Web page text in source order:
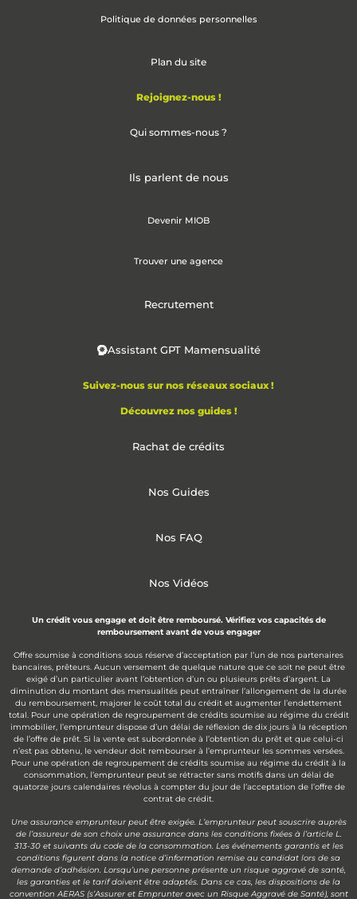
Politique de données personnelles
Plan du site
Rejoignez-nous !
Qui sommes-nous ?
Ils parlent de nous
Devenir MIOB
Trouver une agence
Recrutement
Assistant GPT Mamensualité
Suivez-nous sur nos réseaux sociaux !
Découvrez nos guides !
Rachat de crédits
Nos Guides
Nos FAQ
Nos Vidéos
Un crédit vous engage et doit être remboursé. Vérifiez vos capacités de
remboursement avant de vous engager
Offre soumise à conditions sous réserve d’acceptation par l’un de nos partenaires
bancaires, prêteurs. Aucun versement de quelque nature que ce soit ne peut être
exigé d’un particulier avant l’obtention d’un ou plusieurs prêts d’argent. La
diminution du montant des mensualités peut entraîner l’allongement de la durée
du remboursement, majorer le coût total du crédit et augmenter l’endettement
total. Pour une opération de regroupement de crédits soumise au régime du crédit
immobilier, l’emprunteur dispose d’un délai de réflexion de dix jours à la réception
de l’offre de prêt. Si la vente est subordonnée à l’obtention du prêt et que celui-ci
n’est pas obtenu, le vendeur doit rembourser à l’emprunteur les sommes versées.
Pour une opération de regroupement de crédits soumise au régime du crédit à la
consommation, l’emprunteur peut se rétracter sans motifs dans un délai de
quatorze jours calendaires révolus à compter du jour de l’acceptation de l’offre de
contrat de crédit.
Une assurance emprunteur peut être exigée. L’emprunteur peut souscrire auprès
de l’assureur de son choix une assurance dans les conditions fixées à l’article L.
313-30 et suivants du code de la consommation. Les événements garantis et les
conditions figurent dans la notice d’information remise au candidat lors de sa
demande d’adhésion. Lorsqu’une personne présente un risque aggravé de santé,
les garanties et le tarif doivent être adaptés. Dans ce cas, les dispositions de la
convention AERAS (s’Assurer et Emprunter avec un Risque Aggravé de Santé), sont